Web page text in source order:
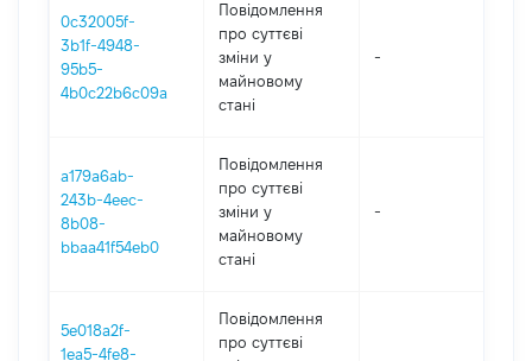
0c32005f-
3b1f-4948-
95b5-
4b0c22b6c09a
Повідомлення
про суттєві
зміни y
майновому
стані
-
a179a6ab-
243b-4eec-
8b08-
bbaa41f54eb0
Повідомлення
про суттєві
зміни y
майновому
стані
-
5e018a2f-
1ea5-4fe8-
Повідомлення
про суттєві